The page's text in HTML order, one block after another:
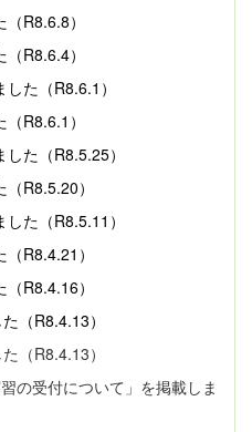
R8.6.8）
R8.6.4）
た（R8.6.1）
R8.6.1）
た（R8.5.25）
R8.5.20）
た（R8.5.11）
R8.4.21）
R8.4.16）
（R8.4.13）
（R8.4.13）
の受付について」を掲載しま